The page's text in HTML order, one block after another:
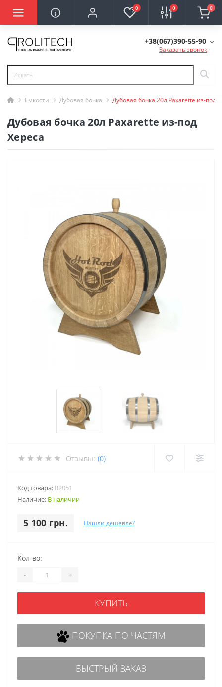
0 0 0
+38(067)390-55-90
Заказать звонок
Емкости Дубовая бочка Дубовая бочка 20л Paxarette из-под
Дубовая бочка 20л Paxarette из-под
Хереса
Отзывы: (0)
Код товара: B2051
Наличие: В наличии
5 100 грн. Нашли дешевле?
Кол-во:
- +
КУПИТЬ
ПОКУПКА ПО ЧАСТЯМ
БЫСТРЫЙ ЗАКАЗ